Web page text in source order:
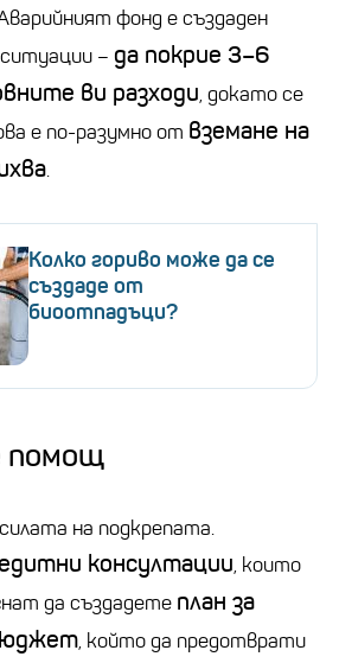
фонд е създаден
– да покрие 3–6
ви разходи, докато се
е по-разумно от вземане на
.
Колко гориво може да се
създаде от
биоотпадъци?
помощ
на подкрепата.
консултации, които
да създадете план за
, който да предотврати